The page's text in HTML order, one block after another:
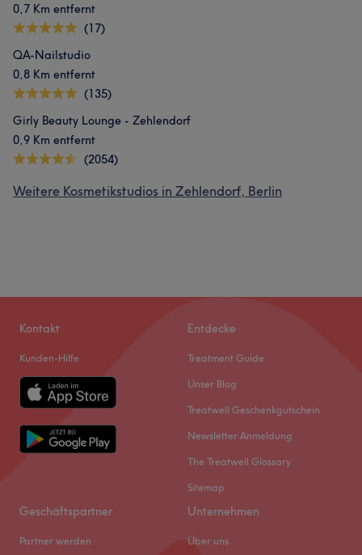
0,7 Km entfernt
(17)
QA-Nailstudio
0,8 Km entfernt
(135)
Girly Beauty Lounge - Zehlendorf
0,9 Km entfernt
(2054)
Weitere Kosmetikstudios in Zehlendorf, Berlin
Kontakt
Kunden-Hilfe
Entdecke
Treatment Guide
Unser Blog
Treatwell Geschenkgutschein
Newsletter Anmeldung
The Treatwell Glossary
Sitemap
Geschäftspartner
Partner werden
Unternehmen
Über uns